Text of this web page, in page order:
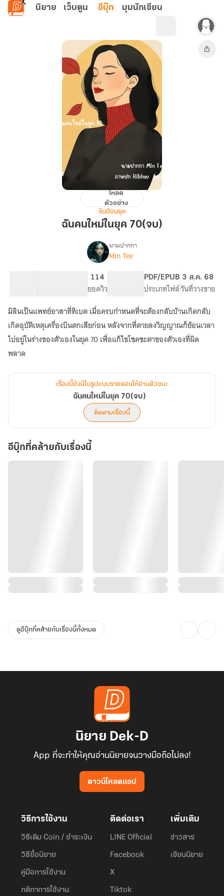
ข้ามไปยังเนื้อหาหลัก
นิยาย เว็บตูน อีบุ๊ก มุมนักเขียน
ใหม่
โหลด
ตัวอย่าง
จีนย้อนยุค
ฉันคนใหม่ในยุค 70(จบ)
เรื่อง
ยุค
70(จบ)
นามปากกา
Min Tee
จำนวนคำ จำนวนหน้า (A5)
114
ยอดวิวระดับเนื้อหา
PDF/EPUB
ประเภทไฟล์
3 ส.ค. 68
วันที่วางขาย
มิลินเป็นแพทย์อาสาที่ทิเบต เมื่อครบกำหนดที่จะต้องกลับบ้านเกิดกลับ
เกิดอุบัติเหตุเครื่องบินตกเสียก่อน หลังจากที่ตายลงวิญญาณก็ย้อนเวลา
ไปอยู่ในร่างของตัวเองในยุค 70 เพื่อแก้ไขโชคชะตาของตัวเองที่ผิด
พลาด
เรื่องนี้ยังมีในรูปแบบรายตอนให้อ่านด้วยนะ
ฉันคนใหม่ในยุค 70(จบ)
ติดตามเรื่องนี้
อีบุ๊กที่คล้ายกับเรื่องนี้
ดูอีบุ๊กที่คล้ายกับเรื่องนี้ทั้งหมด
นิยาย Dek-D
App ที่จะทำให้คุณอ่านนิยายจนวางมือถือไม่ลง!
ดาวน์โหลดแอป
วิธีการใช้งาน
วิธีเติม Coin / ชำระเงิน
วิธีซื้อนิยาย
คู่มือการใช้งาน
กติกาการใช้งาน
ติดต่อเรา
LINE Official
Facebook
X
Tiktok
เพิ่มเติม
ข่าวสาร
เขียนนิยาย